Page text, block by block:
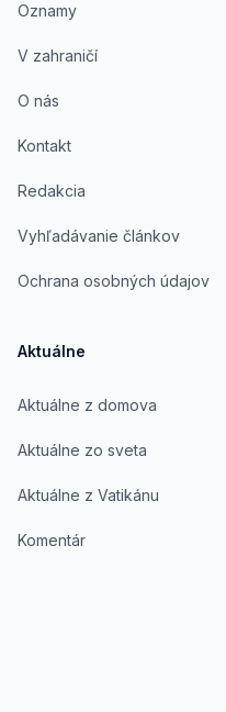
Oznamy
V zahraničí
O nás
Kontakt
Redakcia
Vyhľadávanie článkov
Ochrana osobných údajov
Aktuálne
Aktuálne z domova
Aktuálne zo sveta
Aktuálne z Vatikánu
Komentár